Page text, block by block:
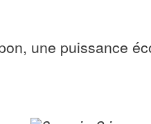
une puissance